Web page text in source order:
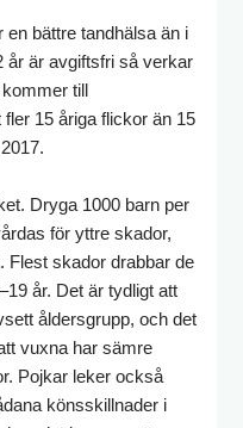
en bättre tandhälsa än i
år är avgiftsfri så verkar
till
15 åriga flickor än 15
Dryga 1000 barn per
för yttre skador,
Flest skador drabbar de
år. Det är tydligt att
åldersgrupp, och det
vuxna har sämre
Pojkar leker också
könsskillnader i